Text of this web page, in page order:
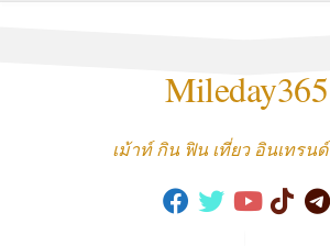
Mileday365
เม้าท์ กิน ฟิน เที่ยว อินเทรน